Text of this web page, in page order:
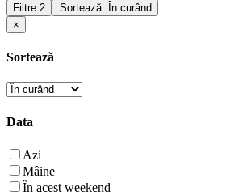
Filtre 2
Sortează: În curând
×
Sortează
Data
Azi
Mâine
În acest weekend